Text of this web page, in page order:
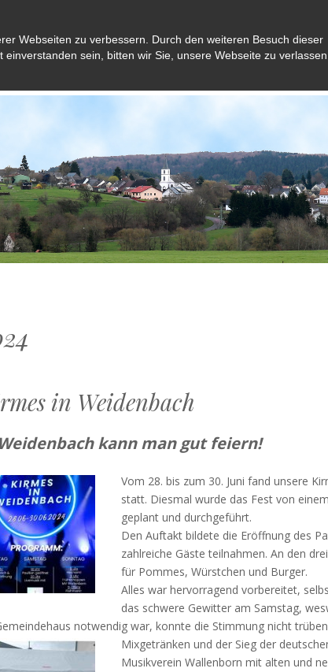
Webseiten zu verbessern. Durch den weiteren Besuch dieser
sein, bitten wir Sie, unsere Webseite zu verlassen.
Aktuelles Gemeinde Bürger
in Weidenbach
kann man gut feiern!
Vom 28. bis zum 30. Juni fand unsere
statt. Diesmal wurde das Fest von
geplant und durchgeführt.
Den Auftakt bildete die Eröffnung des
zahlreiche Gäste teilnahmen. An den
für Pommes, Würstchen und Burger.
Alles war hervorragend vorbereitet,
das schwere Gewitter am Samstag,
notwendig war, konnte die Stimmung nicht
Mixgetränken und der Sieg der
Musikverein Wallenborn mit alten und